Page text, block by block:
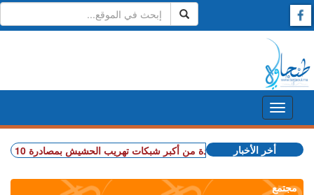
تفكيك واحدة من أكبر شبكات تهريب الحشيش بمصادرة 10 أطنان واعتقال 57 شخصا (فيديو)
أخر الأخبار
مجتمع